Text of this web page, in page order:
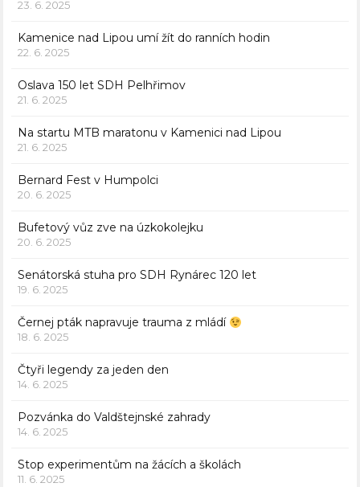
23. 6. 2025
Kamenice nad Lipou umí žít do ranních hodin
22. 6. 2025
Oslava 150 let SDH Pelhřimov
21. 6. 2025
Na startu MTB maratonu v Kamenici nad Lipou
21. 6. 2025
Bernard Fest v Humpolci
20. 6. 2025
Bufetový vůz zve na úzkokolejku
20. 6. 2025
Senátorská stuha pro SDH Rynárec 120 let
19. 6. 2025
Černej pták napravuje trauma z mládí
18. 6. 2025
Čtyři legendy za jeden den
14. 6. 2025
Pozvánka do Valdštejnské zahrady
14. 6. 2025
Stop experimentům na žácích a školách
11. 6. 2025